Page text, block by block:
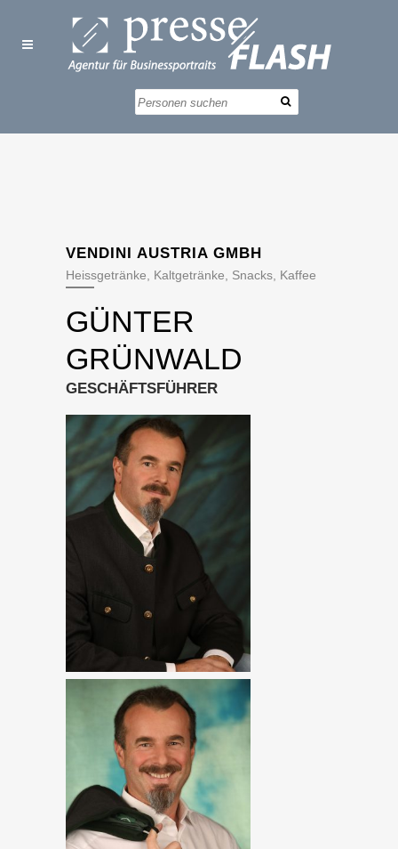
VENDINI AUSTRIA GMBH
Heissgetränke, Kaltgetränke, Snacks, Kaffee
GÜNTER
GRÜNWALD
GESCHÄFTSFÜHRER